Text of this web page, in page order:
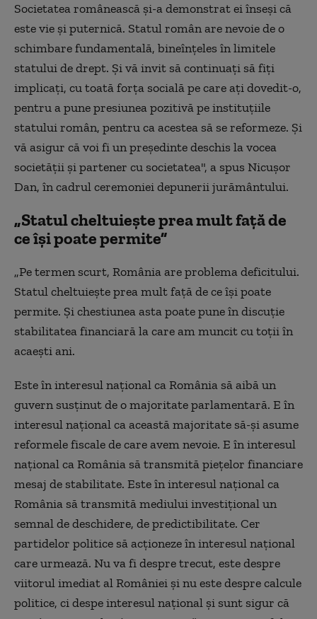
Societatea românească şi-a demonstrat ei înseşi că
este vie şi puternică. Statul român are nevoie de o
schimbare fundamentală, bineînţeles în limitele
statului de drept. Şi vă invit să continuaţi să fiţi
implicaţi, cu toată forţa socială pe care aţi dovedit-o,
pentru a pune presiunea pozitivă pe instituţiile
statului român, pentru ca acestea să se reformeze. Şi
vă asigur că voi fi un preşedinte deschis la vocea
societăţii şi partener cu societatea", a spus Nicuşor
Dan, în cadrul ceremoniei depunerii jurământului.
„Statul cheltuiește prea mult față de
ce își poate permite”
„Pe termen scurt, România are problema deficitului.
Statul cheltuiește prea mult față de ce își poate
permite. Și chestiunea asta poate pune în discuție
stabilitatea financiară la care am muncit cu toții în
acaești ani.
Este în interesul național ca România să aibă un
guvern susținut de o majoritate parlamentară. E în
interesul național ca această majoritate să-și asume
reformele fiscale de care avem nevoie. E în interesul
național ca România să transmită piețelor financiare
mesaj de stabilitate. Este în interesul național ca
România să transmită mediului investițional un
semnal de deschidere, de predictibilitate. Cer
partidelor politice să acționeze în interesul național
care urmează. Nu va fi despre trecut, este despre
viitorul imediat al României și nu este despre calcule
politice, ci despe interesul național și sunt sigur că